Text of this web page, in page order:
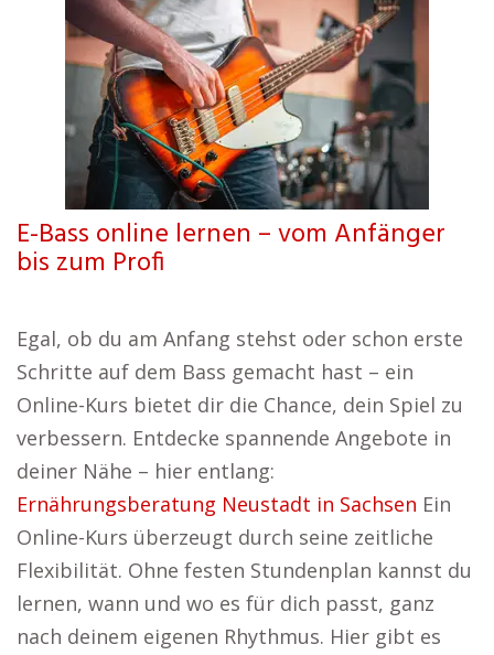
E-Bass online lernen – vom Anfänger
bis zum Profi
Egal, ob du am Anfang stehst oder schon erste
Schritte auf dem Bass gemacht hast – ein
Online-Kurs bietet dir die Chance, dein Spiel zu
verbessern. Entdecke spannende Angebote in
deiner Nähe – hier entlang:
Ernährungsberatung Neustadt in Sachsen Ein
Online-Kurs überzeugt durch seine zeitliche
Flexibilität. Ohne festen Stundenplan kannst du
lernen, wann und wo es für dich passt, ganz
nach deinem eigenen Rhythmus. Hier gibt es